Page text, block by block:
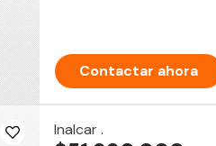
Contactar ahora
Inalcar .